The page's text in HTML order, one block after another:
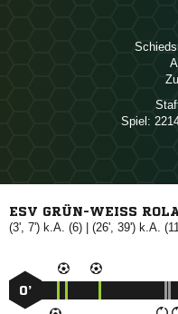
Spiel:
ESV GRÜN-WEISS
(3', 7') k.A. (6) | (26', 39') k.A.
0’